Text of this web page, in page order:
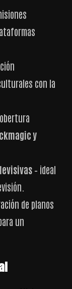
con la
y
– ideal
de planos
un